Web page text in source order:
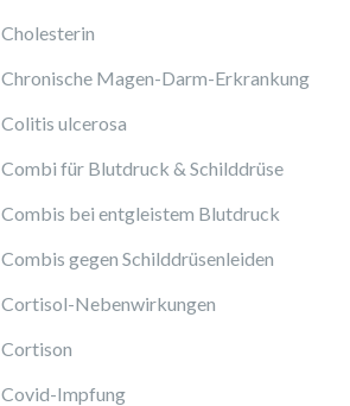
Cholesterin
Chronische Magen-Darm-Erkrankung
Colitis ulcerosa
Combi für Blutdruck & Schilddrüse
Combis bei entgleistem Blutdruck
Combis gegen Schilddrüsenleiden
Cortisol-Nebenwirkungen
Cortison
Covid-Impfung